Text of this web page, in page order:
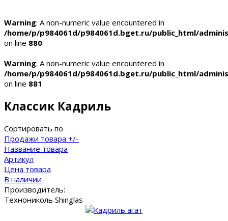
Warning: A non-numeric value encountered in
/home/p/p984061d/p984061d.bget.ru/public_html/
on line 880
Warning: A non-numeric value encountered in
/home/p/p984061d/p984061d.bget.ru/public_html/
on line 881
Классик Кадриль
Сортировать по
Продажи товара +/-
Название товара
Артикул
Цена товара
В наличии
Производитель:
Технониколь Shinglas